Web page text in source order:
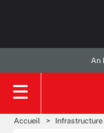
An
Accueil